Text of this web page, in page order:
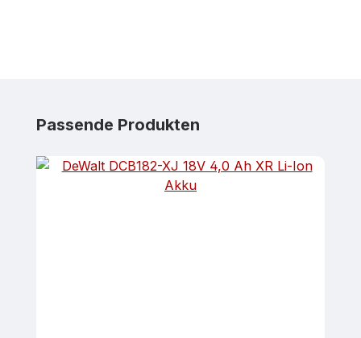
Produktgalerie überspringen
Passende Produkten